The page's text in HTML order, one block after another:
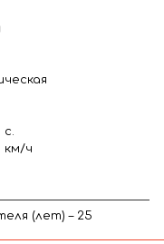
с.
км/ч
(лет) – 25